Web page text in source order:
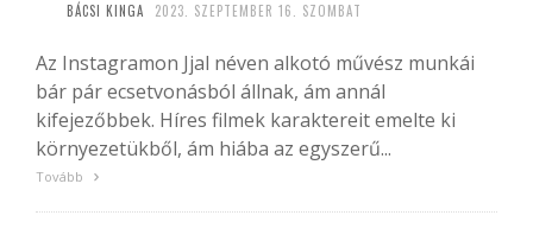
BÁCSI KINGA 2023. SZEPTEMBER 16. SZOMBAT
Az Instagramon Jjal néven alkotó művész munkái
bár pár ecsetvonásból állnak, ám annál
kifejezőbbek. Híres filmek karaktereit emelte ki
környezetükből, ám hiába az egyszerű...
Tovább